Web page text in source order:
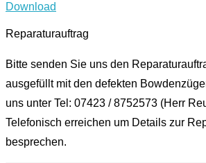
Download
Reparaturauftrag
Bitte senden Sie uns den
ausgefüllt mit den defekten
uns unter Tel: 07423 / 8752573 (Herr
Telefonisch erreichen um Details zur
besprechen.